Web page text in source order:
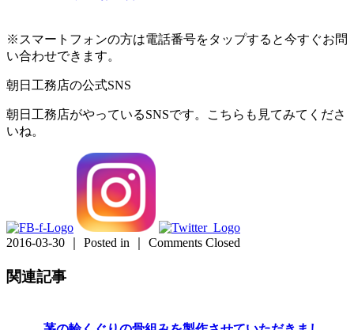
※スマートフォンの方は電話番号をタップすると今すぐお問
い合わせできます。
朝日工務店の公式SNS
朝日工務店がやっているSNSです。こちらも見てみてくださ
いね。
2016-03-30 ｜ Posted in ｜ Comments Closed
関連記事